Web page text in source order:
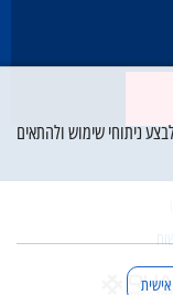
ניתוחי שימוש ולהתאים